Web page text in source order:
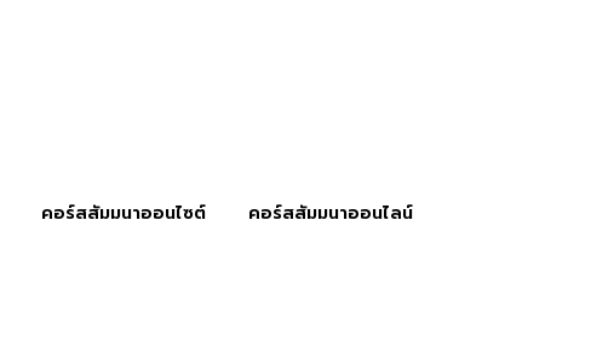
คอร์สสัมมนาออนไซต์ คอร์สสัมมนาออนไลน์